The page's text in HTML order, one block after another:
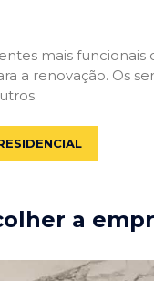
mais
a renovação. Os
a